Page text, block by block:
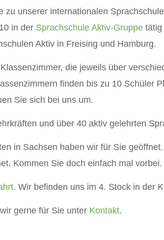
zu unserer internationalen
in der Sprachschule Aktiv-Gruppe tätig
Aktiv in Freising und Hamburg.
die jeweils über
finden bis zu 10 Schüler
Sie sich bei uns um.
und über 40 aktiv gelehrten
in Sachsen haben wir für Sie
Kommen Sie doch einfach mal
. Wir befinden uns im 4. Stock in der
gerne für Sie unter Kontakt.